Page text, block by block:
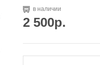
в наличии
2 500р.